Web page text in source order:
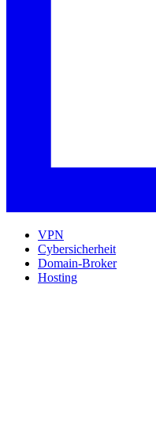
VPN
Cybersicherheit
Domain-Broker
Hosting